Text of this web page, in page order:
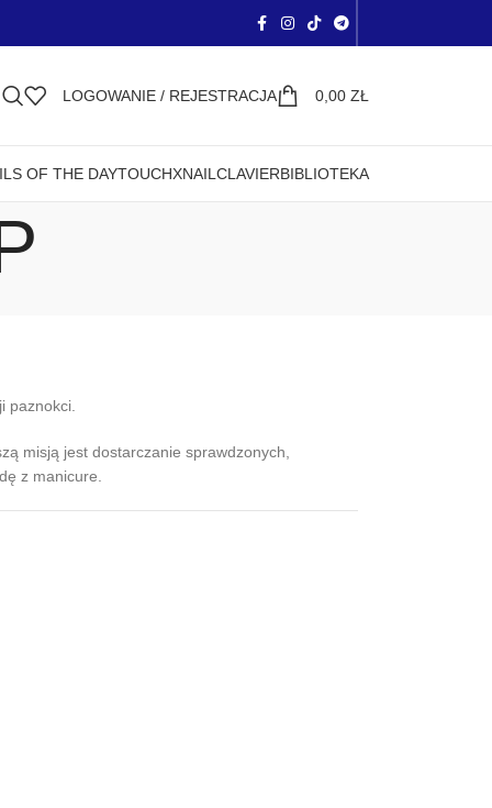
LOGOWANIE / REJESTRACJA 0,00 ZŁ
OF THE DAYTOUCHXNAIL CLAVIERBIBLIOTEKA
paznokci.
misją jest dostarczanie sprawdzonych,
z manicure.